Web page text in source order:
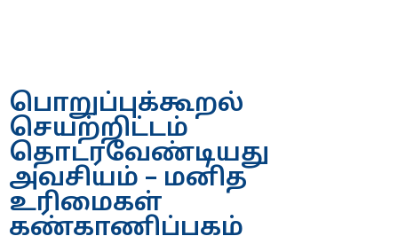
பொறுப்புக்கூறல்
செயற்றிட்டம்
தொடரவேண்டியது
அவசியம் – மனித
உரிமைகள்
கண்காணிப்பகம்